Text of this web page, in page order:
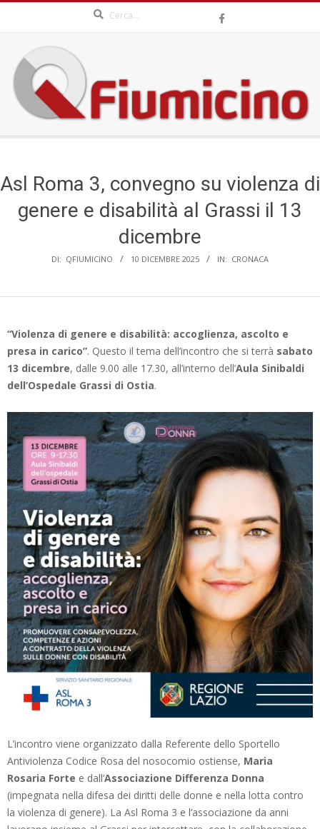
content
QFIUMICINO.COM
Menu
Asl Roma 3, convegno su violenza di
genere e disabilità al Grassi il 13
dicembre
DI: QFIUMICINO 10 DICEMBRE 2025 IN: CRONACA
“Violenza di genere e disabilità: accoglienza, ascolto e
presa in carico”. Questo il tema dell’incontro che si terrà sabato
13 dicembre, dalle 9.00 alle 17.30, all’interno dell’Aula Sinibaldi
dell’Ospedale Grassi di Ostia.
L’incontro viene organizzato dalla Referente dello Sportello
Antiviolenza Codice Rosa del nosocomio ostiense, Maria
Rosaria Forte e dall’Associazione Differenza Donna
(impegnata nella difesa dei diritti delle donne e nella lotta contro
la violenza di genere). La Asl Roma 3 e l’associazione da anni